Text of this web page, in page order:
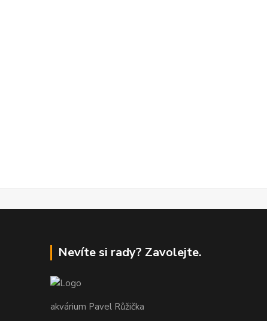
Nevíte si rady? Zavolejte.
akvárium Pavel Růžička